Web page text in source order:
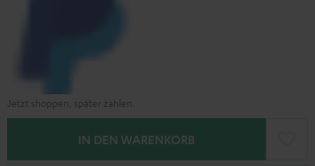
Jetzt shoppen, später zahlen.
IN DEN WARENKORB